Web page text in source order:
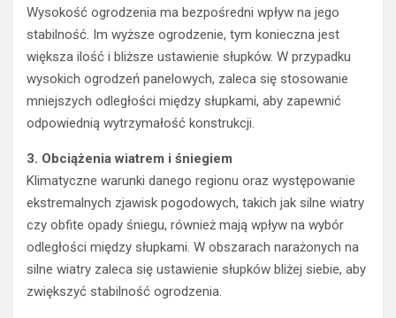
Wysokość ogrodzenia ma bezpośredni wpływ na jego
stabilność. Im wyższe ogrodzenie, tym konieczna jest
większa ilość i bliższe ustawienie słupków. W przypadku
wysokich ogrodzeń panelowych, zaleca się stosowanie
mniejszych odległości między słupkami, aby zapewnić
odpowiednią wytrzymałość konstrukcji.
3. Obciążenia wiatrem i śniegiem
Klimatyczne warunki danego regionu oraz występowanie
ekstremalnych zjawisk pogodowych, takich jak silne wiatry
czy obfite opady śniegu, również mają wpływ na wybór
odległości między słupkami. W obszarach narażonych na
silne wiatry zaleca się ustawienie słupków bliżej siebie, aby
zwiększyć stabilność ogrodzenia.